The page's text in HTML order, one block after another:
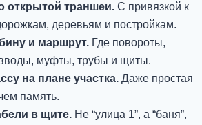
открытой траншеи. С привязкой к
деревьям и постройкам.
и маршрут. Где повороты,
муфты, трубы и щиты.
на плане участка. Даже простая
память.
в щите. Не “улица 1”, а “баня”,